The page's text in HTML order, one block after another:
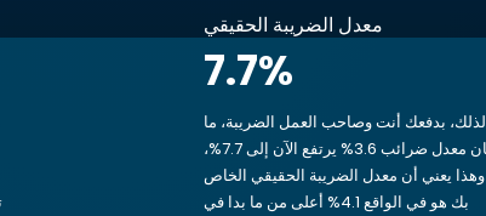
معدل الضريبة الحقيقي
7.7%
لذلك، بدفعك أنت وصاحب العمل الضريبة، ما
كان معدل ضرائب 3.6% يرتفع الآن إلى 7.7%،
وهذا يعني أن معدل الضريبة الحقيقي الخاص
بك هو في الواقع 4.1% أعلى من ما بدا في